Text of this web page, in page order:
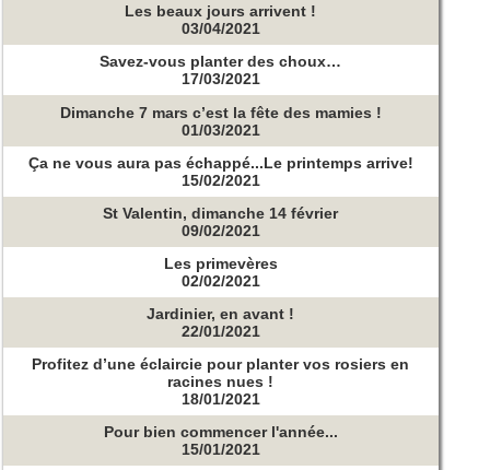
Les beaux jours arrivent !
03/04/2021
Savez-vous planter des choux…
17/03/2021
Dimanche 7 mars c’est la fête des mamies !
01/03/2021
Ça ne vous aura pas échappé...Le printemps arrive!
15/02/2021
St Valentin, dimanche 14 février
09/02/2021
Les primevères
02/02/2021
Jardinier, en avant !
22/01/2021
Profitez d’une éclaircie pour planter vos rosiers en
racines nues !
18/01/2021
Pour bien commencer l'année...
15/01/2021